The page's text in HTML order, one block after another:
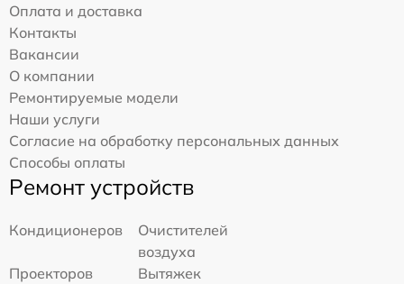
Оплата и доставка
Контакты
Вакансии
О компании
Ремонтируемые модели
Наши услуги
Согласие на обработку персональных данных
Способы оплаты
Ремонт устройств
Кондиционеров
Очистителей
воздуха
Проекторов
Вытяжек